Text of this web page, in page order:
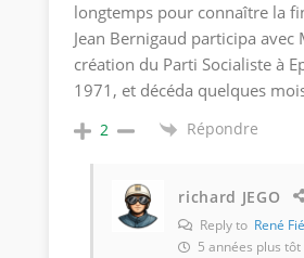
longtemps pour connaître la
Jean Bernigaud participa avec
création du Parti Socialiste à
1971, et décéda quelques
2 Répondre
richard JEGO
Reply to René
5 années plus tôt